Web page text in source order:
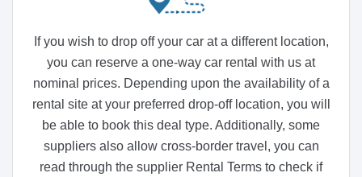
If you wish to drop off your car at a different location,
you can reserve a one-way car rental with us at
nominal prices. Depending upon the availability of a
rental site at your preferred drop-off location, you will
be able to book this deal type. Additionally, some
suppliers also allow cross-border travel, you can
read through the supplier Rental Terms to check if